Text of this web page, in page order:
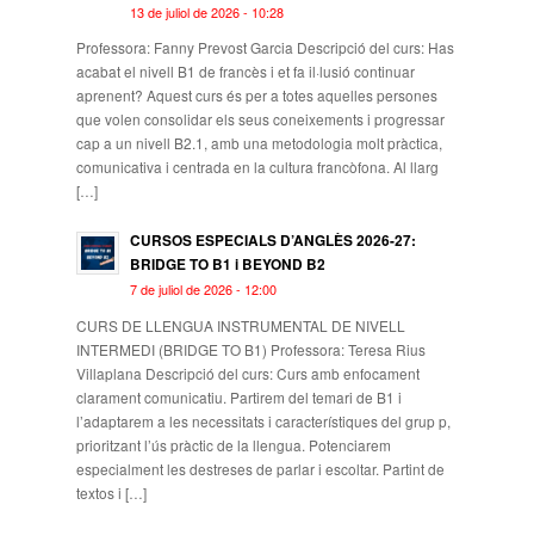
13 de juliol de 2026 - 10:28
Professora: Fanny Prevost Garcia Descripció del curs: Has
acabat el nivell B1 de francès i et fa il·lusió continuar
aprenent? Aquest curs és per a totes aquelles persones
que volen consolidar els seus coneixements i progressar
cap a un nivell B2.1, amb una metodologia molt pràctica,
comunicativa i centrada en la cultura francòfona. Al llarg
[…]
CURSOS ESPECIALS D’ANGLÈS 2026-27:
BRIDGE TO B1 i BEYOND B2
7 de juliol de 2026 - 12:00
CURS DE LLENGUA INSTRUMENTAL DE NIVELL
INTERMEDI (BRIDGE TO B1) Professora: Teresa Rius
Villaplana Descripció del curs: Curs amb enfocament
clarament comunicatiu. Partirem del temari de B1 i
l’adaptarem a les necessitats i característiques del grup p,
prioritzant l’ús pràctic de la llengua. Potenciarem
especialment les destreses de parlar i escoltar. Partint de
textos i […]